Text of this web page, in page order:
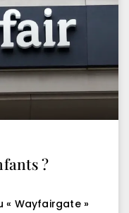
?
« Wayfairgate »